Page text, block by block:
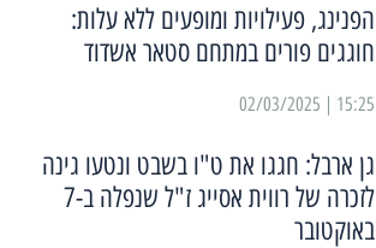
הפנינג, פעילויות ומופעים ללא עלות:
חוגגים פורים במתחם סטאר אשדוד
15:25 | 02/03/2025
גן ארבל: חגגו את ט"ו בשבט ונטעו גינה
לזכרה של רווית אסייג ז"ל שנפלה ב-7
באוקטובר